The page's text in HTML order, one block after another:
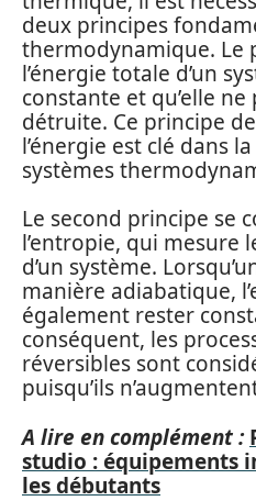
deux principes
thermodynamique. Le
l’énergie totale d’un
constante et qu’elle
détruite. Ce principe
l’énergie est clé dans
systèmes
Le second principe se
l’entropie, qui mesure
d’un système.
manière adiabatique,
également rester
conséquent, les
réversibles sont
puisqu’ils
A lire en complément :
studio : équipements
les débutants